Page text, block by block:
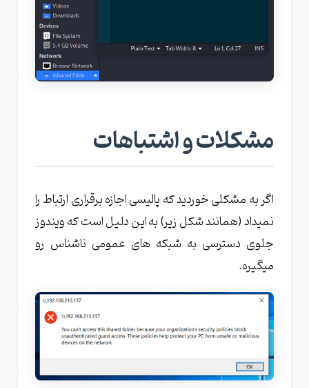
مشکلات و اشتباهات
اگر به مشکلی خوردید که پالیسی اجازه برقراری ارتباط را
نمیداد (همانند شکل زیر) به این دلیل است که ویندوز
جلوی دسترسی به شبکه های عمومی ناشناس رو
میگیره.